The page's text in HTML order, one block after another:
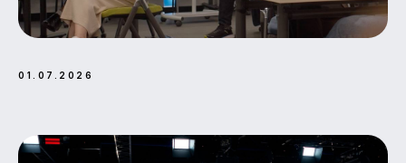
01.07.2026